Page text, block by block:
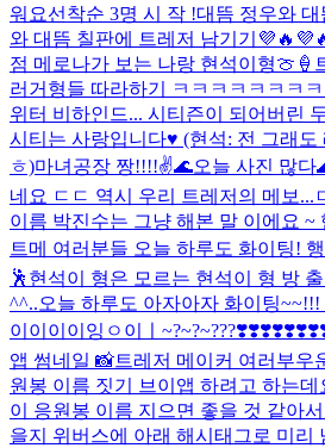
워요선착순 3명 시 작 !대뜸 정우와
와 대뜸 칠판에 트레저 남기기
점 메로나가 보는 나랑 현석이형🍈🍦
러거형들 따라하기 ㅋㅋㅋㅋㅋㅋㅋ
위터 비하인드... 시티즌이 되어버린
시티는 사랑입니다♥️ (현석: 전 그래도
ㅎ)마녀공장 짱!!!!✌️🌊오늘 사진 많다
네요 ㄷㄷ 역시 우리 트레저의 메보...
이름 박진수는 그냥 해본 말 이에요 ~
트메 여러분들 오늘 하루도 화이팅!
🕺 현석이 형은 모르는 현석이 형 방
^^..오늘 하루도 아자아자 화이팅~~!!!
이이이이잉ㅇ이ㅣ
앱 썸네일 📸트레저 메이커 여러부우
원봉 이름 짓기 브이앱 하려고 하는
이 응원봉 이름 지으면 좋을 것 같아
을지 위버스에 아래 해시태그로 미리